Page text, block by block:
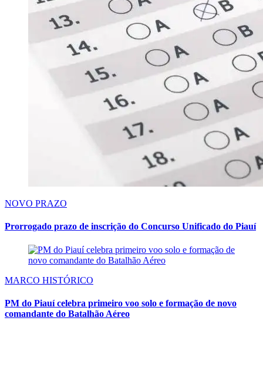
NOVO PRAZO
Prorrogado prazo de inscrição do Concurso Unificado do Piauí
MARCO HISTÓRICO
PM do Piauí celebra primeiro voo solo e formação de novo
comandante do Batalhão Aéreo